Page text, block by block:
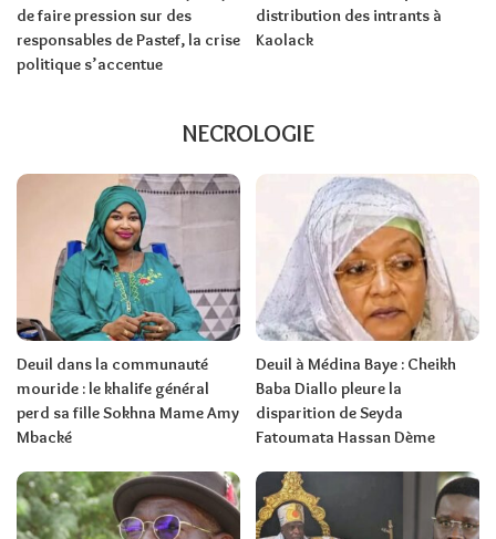
de faire pression sur des
responsables de Pastef, la crise
politique s’accentue
distribution des intrants à
Kaolack
NECROLOGIE
Deuil dans la communauté
mouride : le khalife général
perd sa fille Sokhna Mame Amy
Mbacké
Deuil à Médina Baye : Cheikh
Baba Diallo pleure la
disparition de Seyda
Fatoumata Hassan Dème